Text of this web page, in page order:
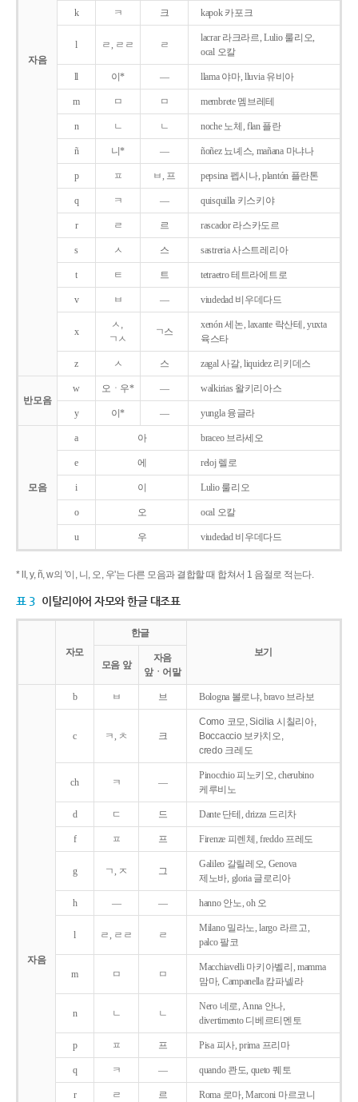
자음
k ㅋ 크 kapok 카포크
l ㄹ, ㄹㄹ ㄹ
lacrar 라크라르, Lulio 룰리오,
ocal 오칼
ll 이* ― llama 야마, lluvia 유비아
m ㅁ ㅁ membrete 멤브레테
n ㄴ ㄴ noche 노체, flan 플란
ñ 니* ― ñoñez 뇨녜스, mañana 마냐나
p ㅍ ㅂ, 프 pepsina 펩시나, plantón 플란톤
q ㅋ ― quisquilla 키스키야
r ㄹ 르 rascador 라스카도르
s ㅅ 스 sastreria 사스트레리아
t ㅌ 트 tetraetro 테트라에트로
v ㅂ ― viudedad 비우데다드
x
ㅅ,
ㄱㅅ
ㄱ스
xenón 세논, laxante 락산테, yuxta
육스타
z ㅅ 스 zagal 사갈, liquidez 리키데스
반모음
w 오ㆍ우* ― walkirias 왈키리아스
y 이* ― yungla 융글라
모음
a 아 braceo 브라세오
e 에 reloj 렐로
i 이 Lulio 룰리오
o 오 ocal 오칼
u 우 viudedad 비우데다드
* ll, y, ñ, w의 '이, 니, 오, 우'는 다른 모음과 결합할 때 합쳐서 1 음절로 적는다.
표 3 이탈리아어 자모와 한글 대조표
자모
한글
보기
모음 앞
자음
앞ㆍ어말
자음
b ㅂ 브 Bologna 볼로냐, bravo 브라보
c ㅋ, ㅊ 크
Como 코모, Sicilia 시칠리아,
Boccaccio 보카치오,
credo 크레도
ch ㅋ ―
Pinocchio 피노키오, cherubino
케루비노
d ㄷ 드 Dante 단테, drizza 드리차
f ㅍ 프 Firenze 피렌체, freddo 프레도
g ㄱ, ㅈ 그
Galileo 갈릴레오, Genova
제노바, gloria 글로리아
h ― ― hanno 안노, oh 오
l ㄹ, ㄹㄹ ㄹ
Milano 밀라노, largo 라르고,
palco 팔코
m ㅁ ㅁ
Macchiavelli 마키아벨리, mamma
맘마, Campanella 캄파넬라
n ㄴ ㄴ
Nero 네로, Anna 안나,
divertimento 디베르티멘토
p ㅍ 프 Pisa 피사, prima 프리마
q ㅋ ― quando 콴도, queto 퀘토
r ㄹ 르 Roma 로마, Marconi 마르코니